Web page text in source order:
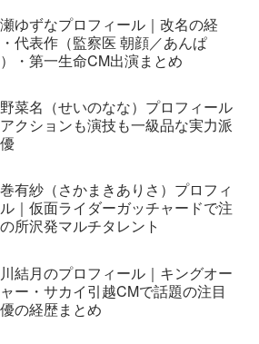
ゆずなプロフィール｜改名の経
代表作（監察医 朝顔／あんぱ
・第一生命CM出演まとめ
菜名（せいのなな）プロフィール
アクションも演技も一級品な実力派
有紗（さかまきありさ）プロフィ
｜仮面ライダーガッチャードで注
所沢発マルチタレント
結月のプロフィール｜キングオー
ー・サカイ引越CMで話題の注目
の経歴まとめ